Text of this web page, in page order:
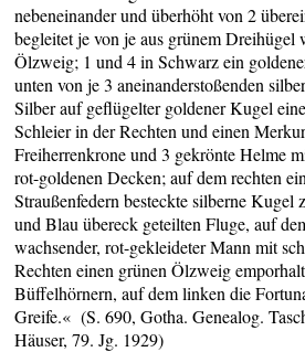
nebeneinander und überhöht von 2
begleitet je von je aus grünem Dreihügel
Ölzweig; 1 und 4 in Schwarz ein
unten von je 3 aneinanderstoßenden
Silber auf geflügelter goldener Kugel
Schleier in der Rechten und einen
Freiherrenkrone und 3 gekrönte Helme
rot-goldenen Decken; auf dem rechten
Straußenfedern besteckte silberne
und Blau übereck geteilten Fluge, auf
wachsender, rot-gekleideter Mann mit
Rechten einen grünen Ölzweig
Büffelhörnern, auf dem linken die
Greife.« (S. 690, Gotha. Genealog.
Häuser, 79. Jg. 1929)